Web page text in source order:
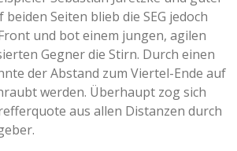
Seiten blieb die SEG jedoch
und bot einem jungen, agilen
Gegner die Stirn. Durch einen
der Abstand zum Viertel-Ende auf
werden. Überhaupt zog sich
aus allen Distanzen durch